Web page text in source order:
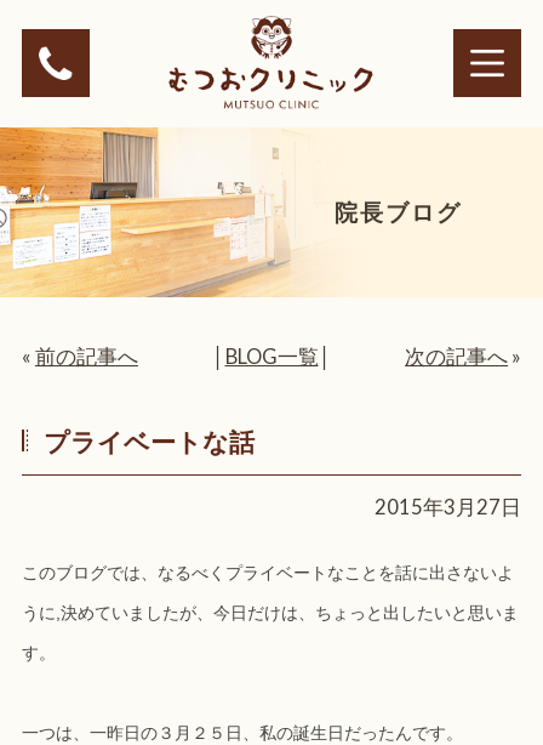
院長ブログ
« 前の記事へ BLOG一覧 次の記事へ »
プライベートな話
2015年3月27日
このブログでは、なるべくプライベートなことを話に出さないよ
うに,決めていましたが、今日だけは、ちょっと出したいと思いま
す。
一つは、一昨日の３月２５日、私の誕生日だったんです。